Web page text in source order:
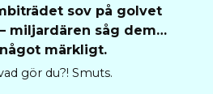
sov på golvet
miljardären såg dem…
märkligt.
gör du?! Smuts.